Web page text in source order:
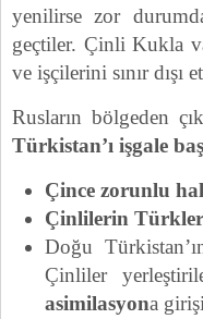
yenilirse zor
geçtiler. Çinli Kukla
ve işçilerini sınır dışı
Rusların bölgeden
Türkistan’ı işgale
Çince zorunlu
Çinlilerin
Doğu
Çinliler
asimilasyona